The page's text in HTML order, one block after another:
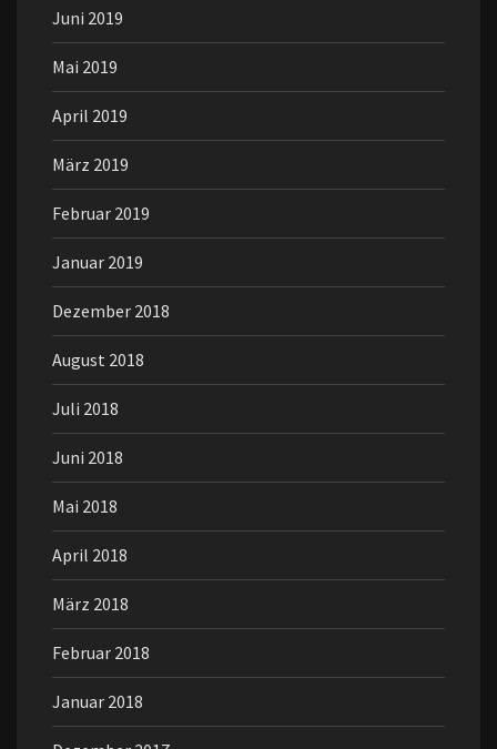
Juni 2019
Mai 2019
April 2019
März 2019
Februar 2019
Januar 2019
Dezember 2018
August 2018
Juli 2018
Juni 2018
Mai 2018
April 2018
März 2018
Februar 2018
Januar 2018